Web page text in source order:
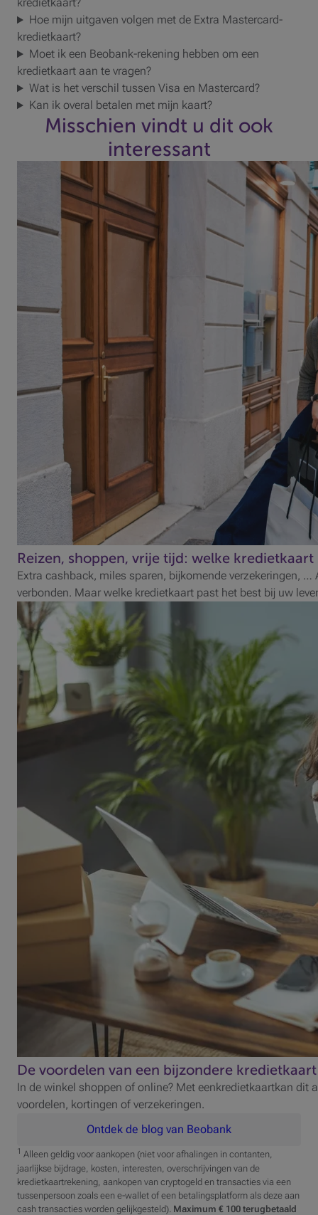
kredietkaart?
Hoe mijn uitgaven volgen met de Extra Mastercard-
kredietkaart?
Moet ik een Beobank-rekening hebben om een
kredietkaart aan te vragen?
Wat is het verschil tussen Visa en Mastercard?
Kan ik overal betalen met mijn kaart?
Misschien vindt u dit ook
interessant
Reizen, shoppen, vrije tijd: welke
Extra cashback, miles sparen, bijkomende verzekeringen,
verbonden. Maar welke kredietkaart past het best bij uw
De voordelen van een bijzondere kredietkaart
In de winkel shoppen of online? Met eenkredietkaartkan dit
voordelen, kortingen of verzekeringen.
Ontdek de blog van Beobank
1 Alleen geldig voor aankopen (niet voor afhalingen in contanten,
jaarlijkse bijdrage, kosten, interesten, overschrijvingen van de
kredietkaartrekening, aankopen van cryptogeld en transacties via een
tussenpersoon zoals een e-wallet of een betalingsplatform als deze aan
cash transacties worden gelijkgesteld). Maximum € 100 terugbetaald